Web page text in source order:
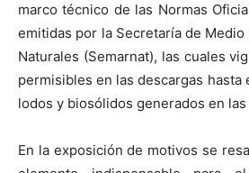
marco técnico de las Normas
emitidas por la Secretaría de
Naturales (Semarnat), las cuales
permisibles en las descargas hasta
lodos y biosólidos generados en
En la exposición de motivos se